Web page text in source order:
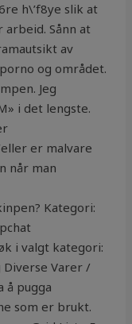
h\’f8ye slik at
Sånn at
av
og området.
Jeg
i det lengste.
er malvare
når man
Kategori:
i valgt kategori:
Varer /
å pugga
som er brukt.